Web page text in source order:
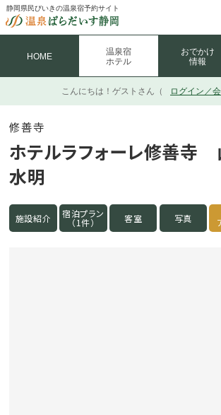
静岡県民びいきの温泉宿予約サイト
HOME
温泉宿
ホテル
おでかけ
情報
こんにちは！ ゲストさん（ ログイン／
修善寺
ホテルラフォーレ修善寺
水明
施設紹介 宿泊プラン
（1件） 客室 写真